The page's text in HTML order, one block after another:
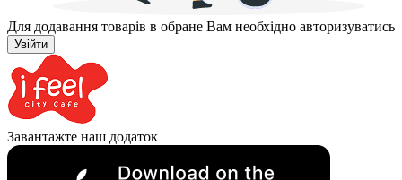
Для додавання товарів в обране Вам необхідно авторизуватись
Увійти
Завантажте наш додаток